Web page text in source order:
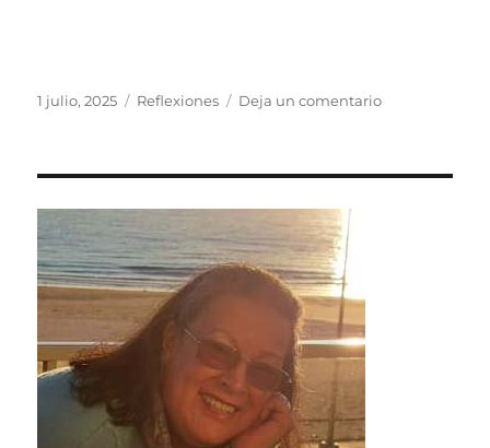
Publicado
1 julio, 2025 Categorías
Reflexiones Deja un comentarioen